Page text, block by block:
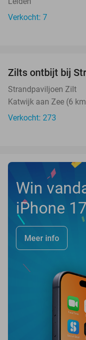
Verkocht: 7
Zilts ontbijt bij
Strandpaviljoen Zilt
Katwijk aan Zee (6
Verkocht: 273
Win
iPhone
Meer info